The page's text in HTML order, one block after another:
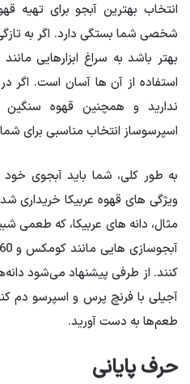
انتخاب بهترین آبجو برای تهیه
شخصی شما بستگی دارد. اگر به
بهتر باشد به سراغ ابزارهایی
استفاده از آن ها آسان است. اگر
ندارید و همچنین قهوه
اسپرسوساز انتخاب مناسبی برای
به طور کلی، شما باید آبجوی خود
ویژگی های قهوه عربیکا خریداری
مثال، دانه های عربیکا، که طعمی
کنند. از طرفی پیشنهاد می‌شود
آجیلی با فرنچ پرس و اسپرسو دم
طعم‌ها به دست آورید.
حرف پایانی